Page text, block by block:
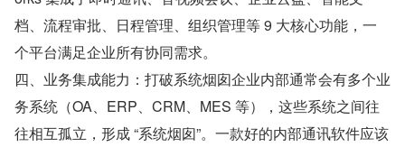
档、流程审批、日程管理、组织管理等 9 大核心功能，一
个平台满足企业所有协同需求。
四、业务集成能力：打破系统烟囱企业内部通常会有多个业
务系统（OA、ERP、CRM、MES 等），这些系统之间往
往相互孤立，形成 “系统烟囱”。一款好的内部通讯软件应该